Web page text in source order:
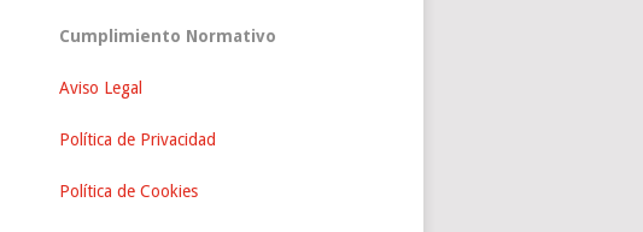
Cumplimiento Normativo
Aviso Legal
Política de Privacidad
Política de Cookies